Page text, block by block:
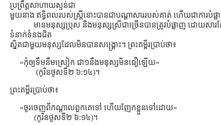
ប្រព្រឹត្ដសាហាយស្មន់ជា
មួយនាង ឥទ្ធិពលរបស់ស្រ្ដីនោះបានជាបណ្ដាសាររបស់គាត់ ហើយជាការបំផ្
មានមនុស្សប្រុស និងមនុស្សស្រីជាច្រើនបានត្រូវបំផ្លាញ ដោយសារតែ
ទំនាក់ទំនងជិត
ស្និតជាមួយមនុស្សដែលមិនបានសង្រ្គោះ។ ព្រះគម្ពីរប្រាប់ថា៖
«កុំឲ្យទឹមនឹមស្រៀក ជា១នឹងមនុស្សមិនជឿឡើយ»
(កូរិនថូសទី២ ៦:១៤)។
ព្រះគម្ពីរប្រាប់ថា៖
«ចូរចេញពីកណ្តាលពួកគេទៅ ហើយញែកខ្លួនទៅដោយ»
(កូរិនថូសទី២ ៦:១៤)។